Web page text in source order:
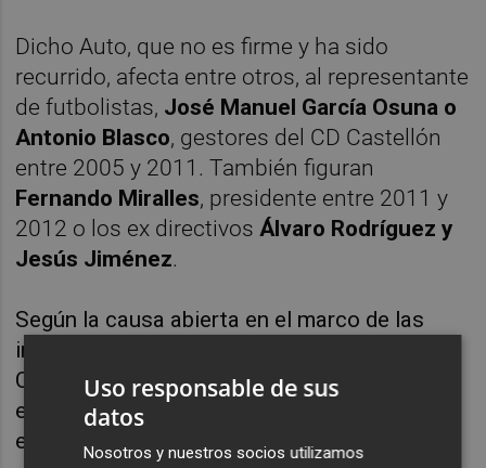
Dicho Auto, que no es firme y ha sido
recurrido, afecta entre otros, al representante
de futbolistas, José Manuel García Osuna o
Antonio Blasco, gestores del CD Castellón
entre 2005 y 2011. También figuran
Fernando Miralles, presidente entre 2011 y
2012 o los ex directivos Álvaro Rodríguez y
Jesús Jiménez.
Según la causa abierta en el marco de las
investigaciones del conocido como “caso
Castellnou”, al ser ésta la empresa gestora
entre 2005 y 2011, se cifra en 6 millones de
euros el perjuicio generado al CD Castellón.
Uso responsable de sus
datos
Nosotros y nuestros socios utilizamos